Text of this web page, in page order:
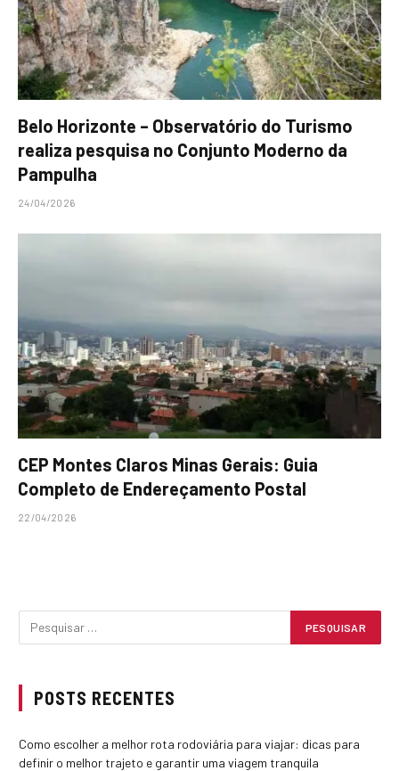
Belo Horizonte – Observatório do Turismo
realiza pesquisa no Conjunto Moderno da
Pampulha
24/04/2026
CEP Montes Claros Minas Gerais: Guia
Completo de Endereçamento Postal
22/04/2026
POSTS RECENTES
Como escolher a melhor rota rodoviária para viajar: dicas para
definir o melhor trajeto e garantir uma viagem tranquila